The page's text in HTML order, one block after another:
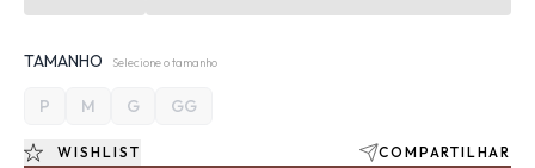
TAMANHO Selecione o tamanho
P M G GG
WISHLIST COMPARTILHAR